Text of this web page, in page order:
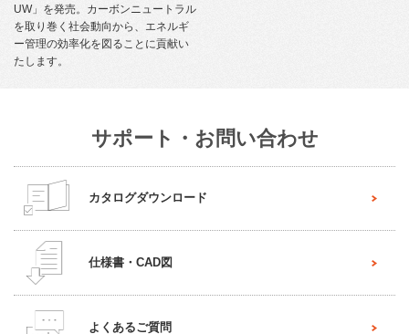
UW」を発売。カーボンニュートラル
を取り巻く社会動向から、エネルギ
ー管理の効率化を図ることに貢献い
たします。
サポート・お問い合わせ
カタログダウンロード
仕様書・CAD図
よくあるご質問